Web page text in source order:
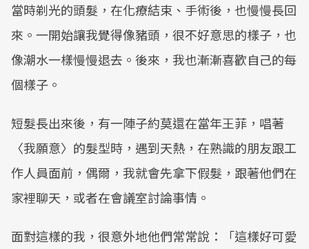
當時剃光的頭髮，在化療結束、手術後，也慢慢長回
來。一開始讓我覺得像豬頭，很不好意思的樣子，也
像潮水一樣慢慢退去。後來，我也漸漸喜歡自己的每
個樣子。
短髮長出來後，有一陣子約莫還在當年王菲，唱著
〈我願意〉的髮型時，遇到天熱，在熟識的朋友跟工
作人員面前，偶爾，我就會先拿下假髮，跟著他們在
家裡聊天，或者在會議室討論事情。
面對這樣的我，很意外地他們常常說：「這樣好可愛